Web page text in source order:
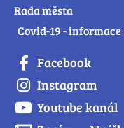
Rada města
Covid-19 - informace
Facebook
Instagram
Youtube kanál